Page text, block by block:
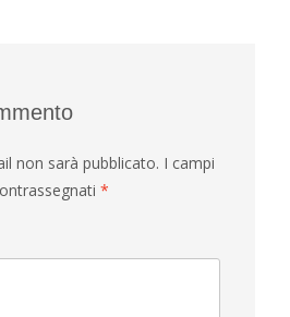
non sarà pubblicato. I campi
*